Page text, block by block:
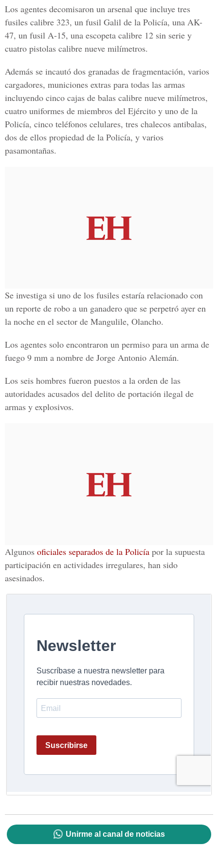
Los agentes decomisaron un arsenal que incluye tres
fusiles calibre 323, un fusil Galil de la Policía, una AK-
47, un fusil A-15, una escopeta calibre 12 sin serie y
cuatro pistolas calibre nueve milímetros.
Además se incautó dos granadas de fragmentación, varios
cargadores, municiones extras para todas las armas
incluyendo cinco cajas de balas calibre nueve milímetros,
cuatro uniformes de miembros del Ejército y uno de la
Policía, cinco teléfonos celulares, tres chalecos antibalas,
dos de ellos propiedad de la Policía, y varios
pasamontañas.
Se investiga si uno de los fusiles estaría relacionado con
un reporte de robo a un ganadero que se perpetró ayer en
la noche en el sector de Mangulile, Olancho.
Los agentes solo encontraron un permiso para un arma de
fuego 9 mm a nombre de Jorge Antonio Alemán.
Los seis hombres fueron puestos a la orden de las
autoridades acusados del delito de portación ilegal de
armas y explosivos.
Algunos oficiales separados de la Policía por la supuesta
participación en actividades irregulares, han sido
asesinados.
Unirme al canal de noticias